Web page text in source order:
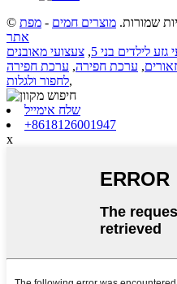
מוצרים חמים - מפת
אתר
לילדים בני 5 , צעצועי מאובנים
, ערכת חפירה, ערכת חפירה
לחפור ולגלות,
שלח אימייל
‎+8618126001947
x